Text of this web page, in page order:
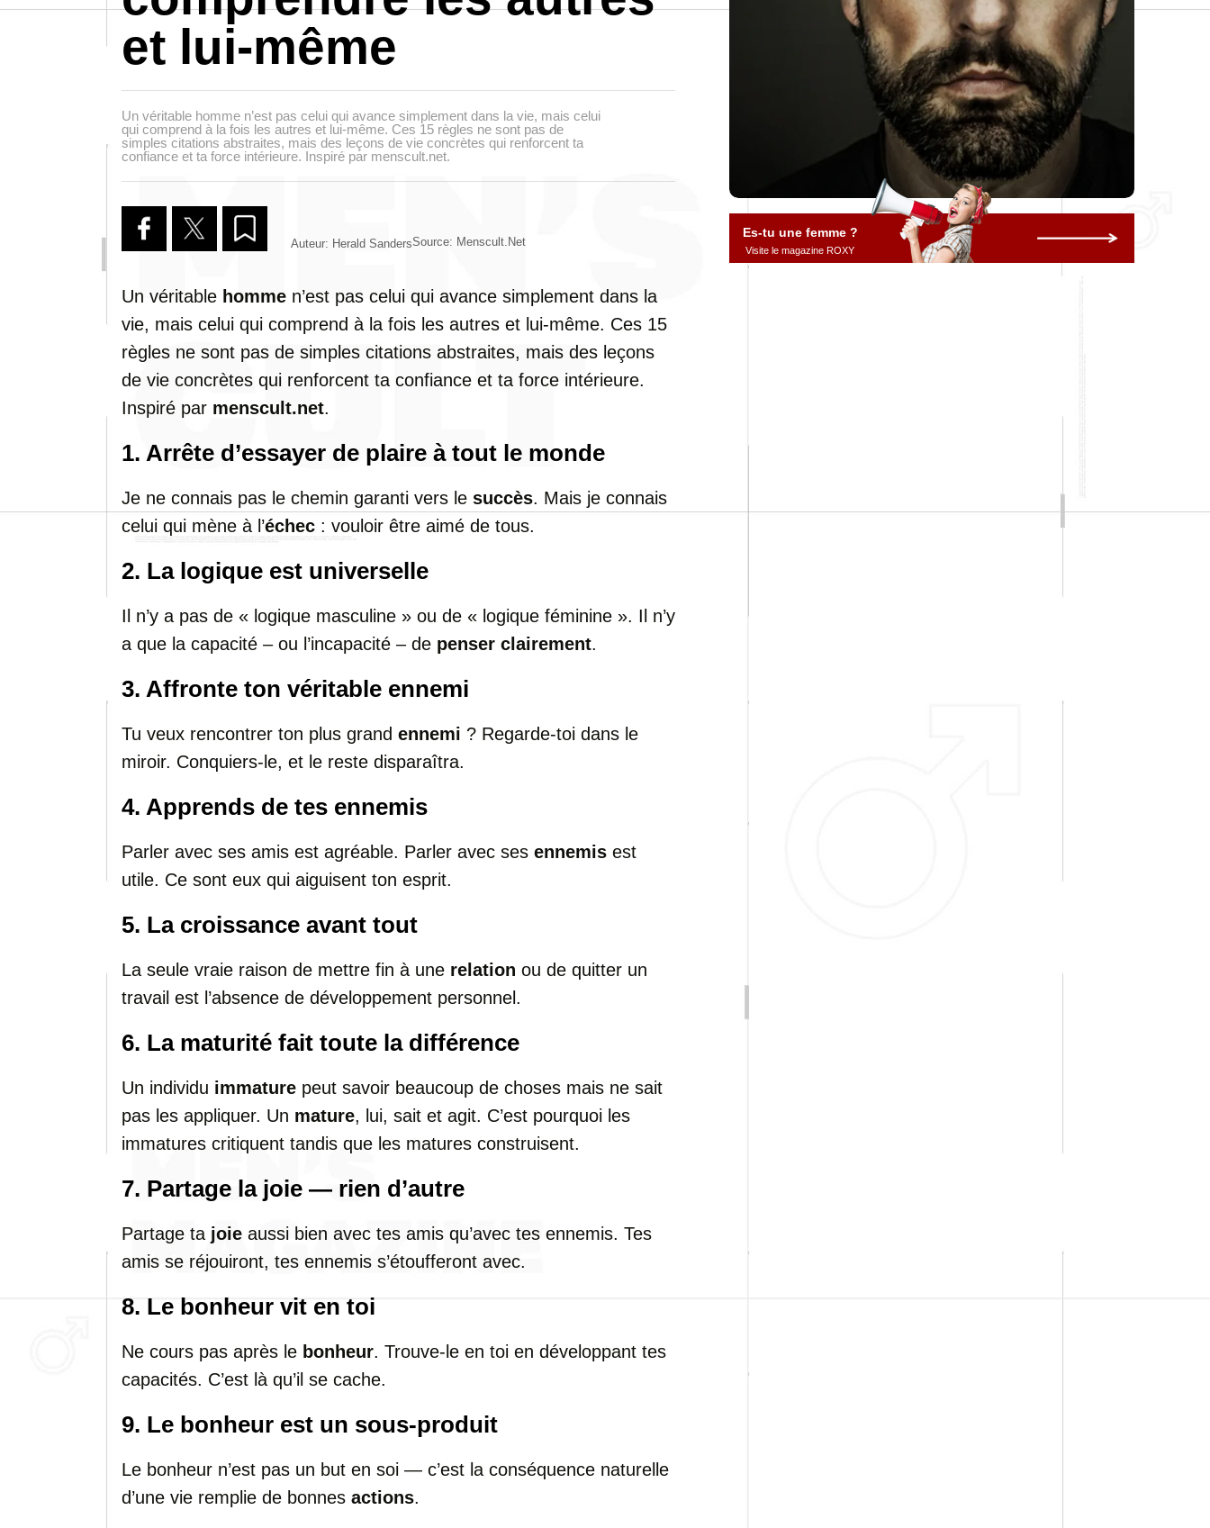
et lui-même
Un véritable homme n’est pas celui qui avance simplement dans la vie, mais celui
qui comprend à la fois les autres et lui-même. Ces 15 règles ne sont pas de
simples citations abstraites, mais des leçons de vie concrètes qui renforcent ta
confiance et ta force intérieure. Inspiré par menscult.net.
Auteur: Herald SandersSource: Menscult.net
Un véritable homme n’est pas celui qui avance simplement dans la
vie, mais celui qui comprend à la fois les autres et lui-même. Ces 15
règles ne sont pas de simples citations abstraites, mais des leçons
de vie concrètes qui renforcent ta confiance et ta force intérieure.
Inspiré par menscult.net.
1. Arrête d’essayer de plaire à tout le monde
Je ne connais pas le chemin garanti vers le succès. Mais je connais
celui qui mène à l’échec : vouloir être aimé de tous.
2. La logique est universelle
Il n’y a pas de « logique masculine » ou de « logique féminine ». Il n’y
a que la capacité – ou l’incapacité – de penser clairement.
3. Affronte ton véritable ennemi
Tu veux rencontrer ton plus grand ennemi ? Regarde-toi dans le
miroir. Conquiers-le, et le reste disparaîtra.
4. Apprends de tes ennemis
Parler avec ses amis est agréable. Parler avec ses ennemis est
utile. Ce sont eux qui aiguisent ton esprit.
5. La croissance avant tout
La seule vraie raison de mettre fin à une relation ou de quitter un
travail est l’absence de développement personnel.
6. La maturité fait toute la différence
Un individu immature peut savoir beaucoup de choses mais ne sait
pas les appliquer. Un mature, lui, sait et agit. C’est pourquoi les
immatures critiquent tandis que les matures construisent.
7. Partage la joie — rien d’autre
Partage ta joie aussi bien avec tes amis qu’avec tes ennemis. Tes
amis se réjouiront, tes ennemis s’étoufferont avec.
8. Le bonheur vit en toi
Ne cours pas après le bonheur. Trouve-le en toi en développant tes
capacités. C’est là qu’il se cache.
9. Le bonheur est un sous-produit
Le bonheur n’est pas un but en soi — c’est la conséquence naturelle
d’une vie remplie de bonnes actions.
Es-tu une femme ?
Visite le magazine ROXY